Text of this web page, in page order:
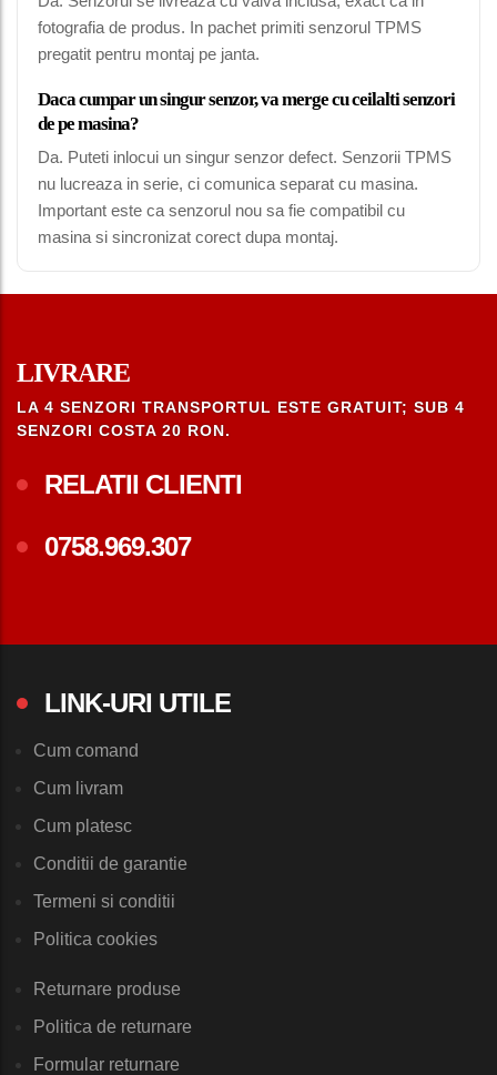
fotografia de produs. In pachet primiti senzorul TPMS
pregatit pentru montaj pe janta.
Daca cumpar un singur senzor, va merge cu ceilalti senzori
de pe masina?
Da. Puteti inlocui un singur senzor defect. Senzorii TPMS
nu lucreaza in serie, ci comunica separat cu masina.
Important este ca senzorul nou sa fie compatibil cu
masina si sincronizat corect dupa montaj.
LIVRARE
LA 4 SENZORI TRANSPORTUL ESTE GRATUIT; SUB 4
SENZORI COSTA 20 RON.
RELATII CLIENTI
0758.969.307
LINK-URI UTILE
Cum comand
Cum livram
Cum platesc
Conditii de garantie
Termeni si conditii
Politica cookies
Returnare produse
Politica de returnare
Formular returnare